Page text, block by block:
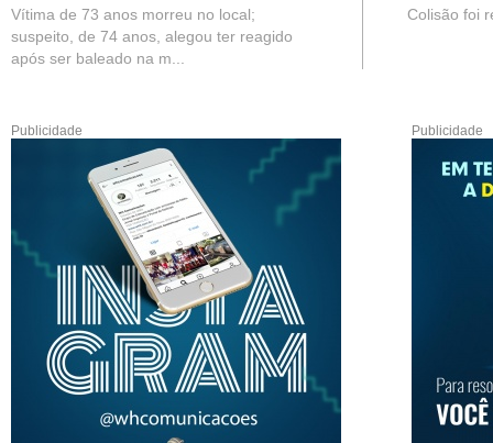
Vítima de 73 anos morreu no local;
suspeito, de 74 anos, alegou ter reagido
após ser baleado na m...
Colisão foi
Publicidade Publicidade